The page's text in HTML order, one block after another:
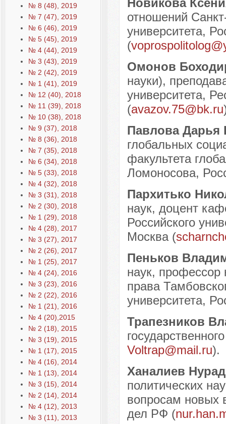
№ 8 (48), 2019
№ 7 (47), 2019
№ 6 (46), 2019
№ 5 (45), 2019
№ 4 (44), 2019
№ 3 (43), 2019
№ 2 (42), 2019
№ 1 (41), 2019
№ 12 (40), 2018
№ 11 (39), 2018
№ 10 (38), 2018
№ 9 (37), 2018
№ 8 (36), 2018
№ 7 (35), 2018
№ 6 (34), 2018
№ 5 (33), 2018
№ 4 (32), 2018
№ 3 (31), 2018
№ 2 (30), 2018
№ 1 (29), 2018
№ 4 (28), 2017
№ 3 (27), 2017
№ 2 (26), 2017
№ 1 (25), 2017
№ 4 (24), 2016
№ 3 (23), 2016
№ 2 (22), 2016
№ 1 (21), 2016
№ 4 (20),2015
№ 2 (18), 2015
№ 3 (19), 2015
№ 1 (17), 2015
№ 4 (16), 2014
№ 1 (13), 2014
№ 3 (15), 2014
№ 2 (14), 2014
№ 4 (12), 2013
№ 3 (11), 2013
Новикова
отношений
университета,
(
Омонов
науки),
университета,
(avazov.75@bk.ru
Павлова Дарья
глобальных
факультета
Ломоносова,
Пархитько
наук, доцент
Российского
Москва (
Пеньков
наук, профессор
права
университета,
Трапезников
Voltrap@mail.ru).
Ханалиев
политических
вопросам новых
дел РФ (